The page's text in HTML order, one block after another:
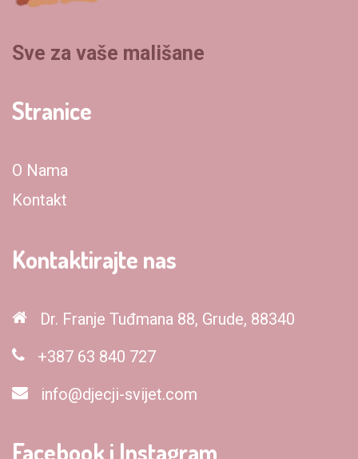
Sve za vaše mališane
Stranice
O Nama
Kontakt
Kontaktirajte nas
Dr. Franje Tuđmana 88, Grude, 88340
+387 63 840 727
info@djecji-svijet.com
Facebook i Instagram